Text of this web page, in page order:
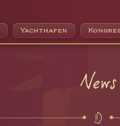
Yachthafen
News